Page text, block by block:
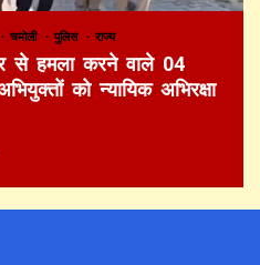
चमोली पुलिस राज्य
से हमला करने वाले 04
को न्यायिक अभिरक्षा